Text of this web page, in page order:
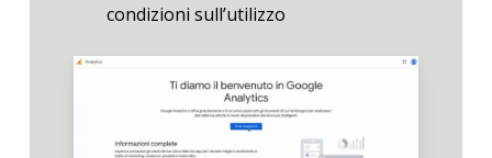
condizioni sull’utilizzo